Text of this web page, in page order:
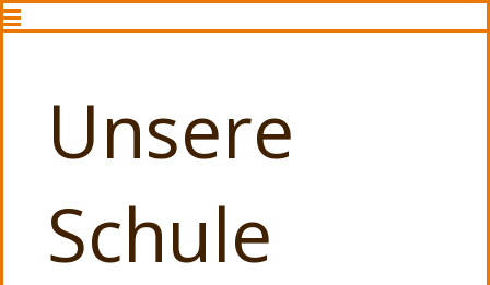
Unsere
Schule